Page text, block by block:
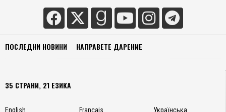
ПОСЛЕДНИ НОВИНИ НАПРАВЕТЕ ДАРЕНИЕ
35 СТРАНИ, 21 ЕЗИКА
English
Français
Українська